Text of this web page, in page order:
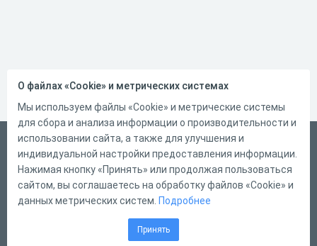
Український
Справка
Форма обратной связи
О файлах «Cookie» и метрических системах
Мы используем файлы «Cookie» и метрические системы
для сбора и анализа информации о производительности и
использовании сайта, а также для улучшения и
индивидуальной настройки предоставления информации.
Нажимая кнопку «Принять» или продолжая пользоваться
сайтом, вы соглашаетесь на обработку файлов «Cookie» и
данных метрических систем. Подробнее
Принять